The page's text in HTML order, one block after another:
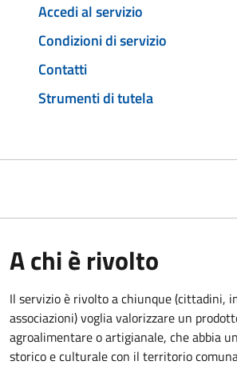
Accedi al servizio
Condizioni di servizio
Contatti
Strumenti di tutela
A chi è rivolto
Il servizio è rivolto a chiunque (cittadini,
associazioni) voglia valorizzare un
agroalimentare o artigianale, che abbia
storico e culturale con il territorio